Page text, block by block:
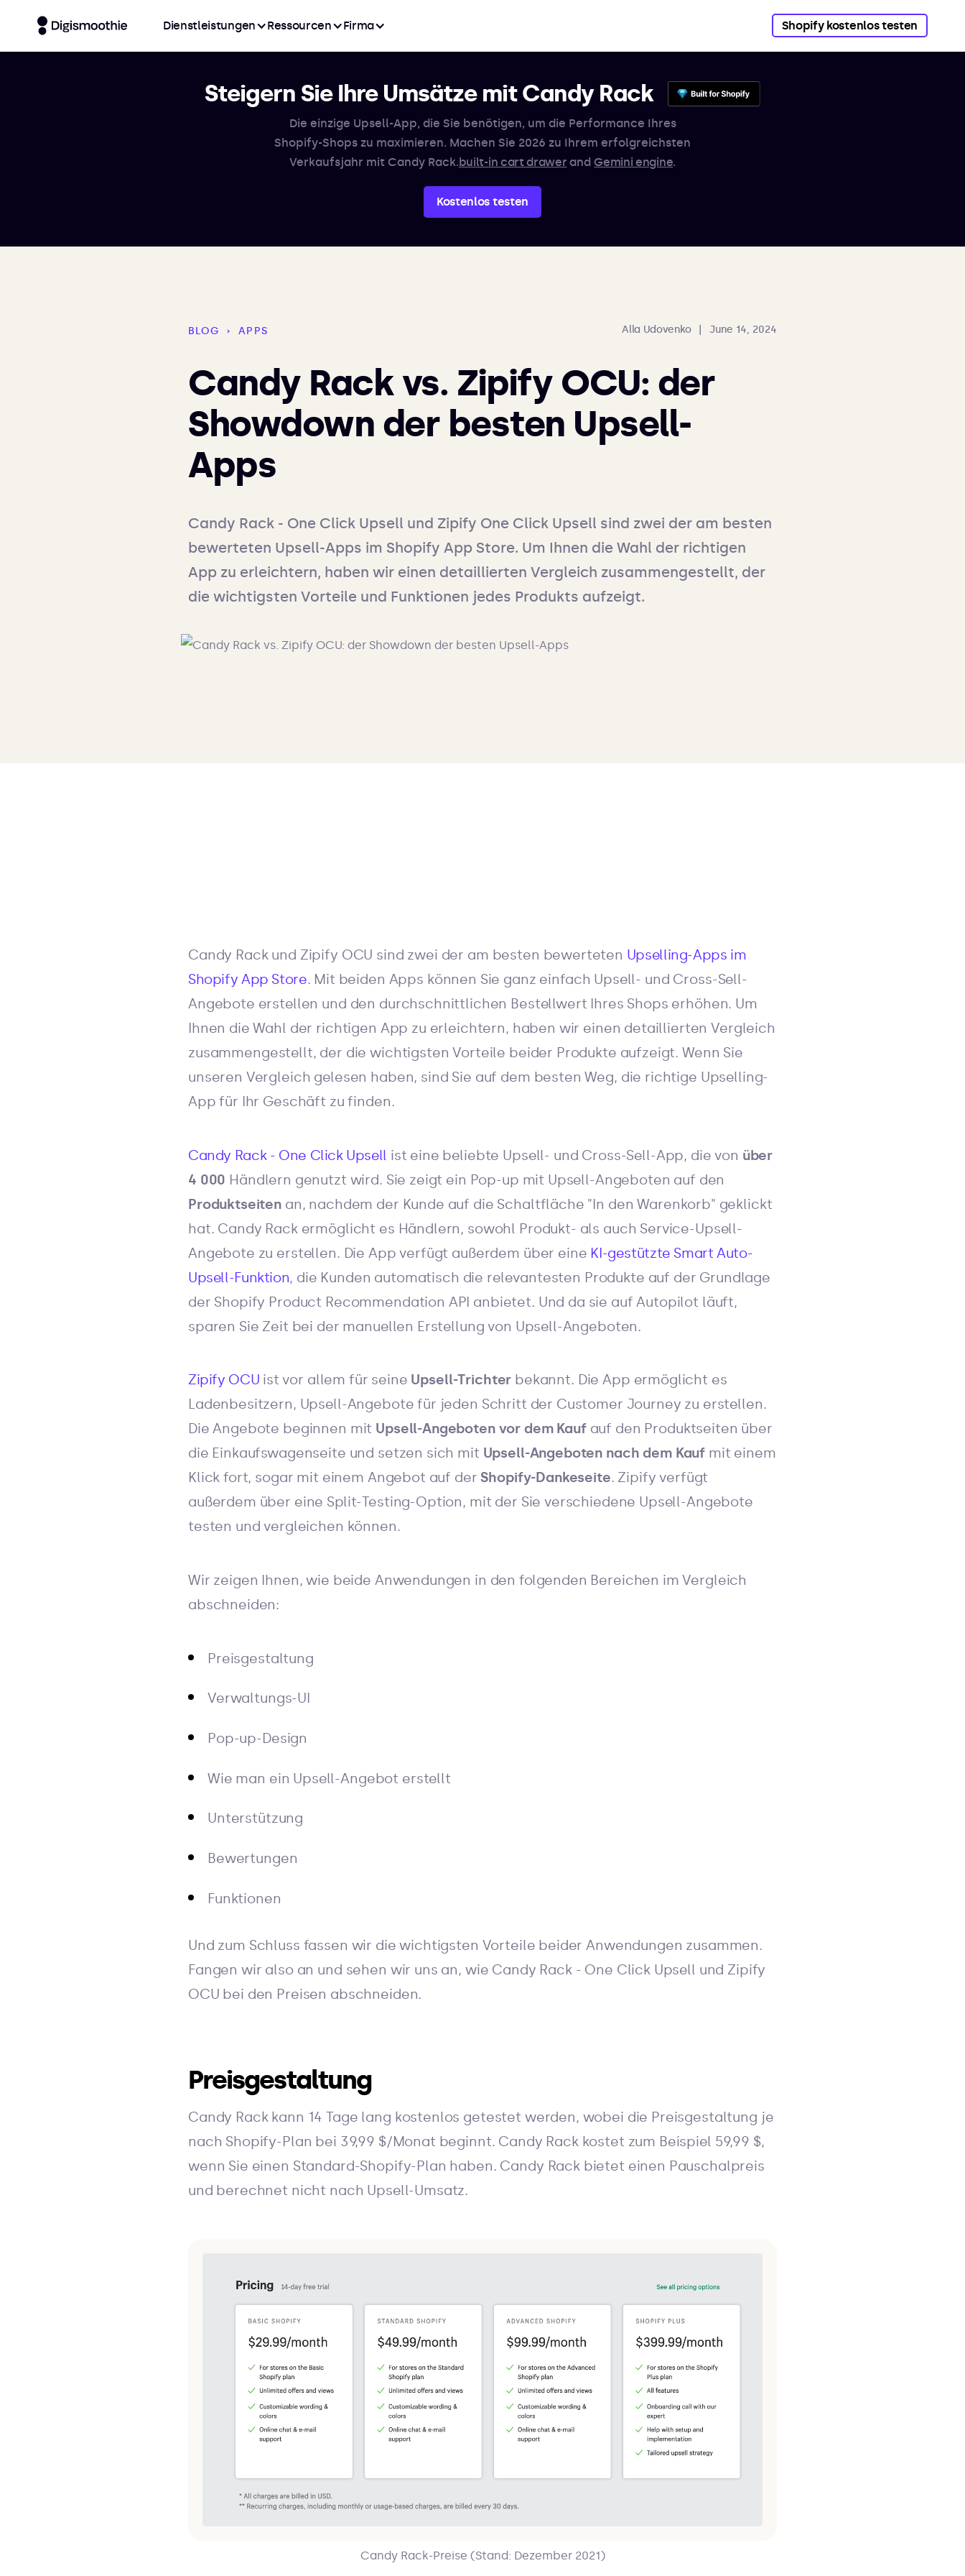
Dienstleistungen Ressourcen Firma Shopify kostenlos testen
Steigern Sie Ihre Umsätze mit Candy Rack
Die einzige Upsell-App, die Sie benötigen, um die Performance Ihres
Shopify-Shops zu maximieren. Machen Sie 2026 zu Ihrem erfolgreichsten
Verkaufsjahr mit Candy Rack.built-in cart drawer andGemini engine.
Kostenlos testen
BLOG › APPS Alla Udovenko June 14, 2024
Candy Rack vs. Zipify OCU: der
Showdown der besten Upsell-
Apps
Candy Rack - One Click Upsell und Zipify One Click Upsell sind zwei der am besten
bewerteten Upsell-Apps im Shopify App Store. Um Ihnen die Wahl der richtigen
App zu erleichtern, haben wir einen detaillierten Vergleich zusammengestellt, der
die wichtigsten Vorteile und Funktionen jedes Produkts aufzeigt.
Candy Rack und Zipify OCU sind zwei der am besten bewerteten Upselling-Apps im
Shopify App Store. Mit beiden Apps können Sie ganz einfach Upsell- und Cross-Sell-
Angebote erstellen und den durchschnittlichen Bestellwert Ihres Shops erhöhen. Um
Ihnen die Wahl der richtigen App zu erleichtern, haben wir einen detaillierten Vergleich
zusammengestellt, der die wichtigsten Vorteile beider Produkte aufzeigt. Wenn Sie
unseren Vergleich gelesen haben, sind Sie auf dem besten Weg, die richtige Upselling-
App für Ihr Geschäft zu finden.
Candy Rack - One Click Upsell ist eine beliebte Upsell- und Cross-Sell-App, die von über
4 000 Händlern genutzt wird. Sie zeigt ein Pop-up mit Upsell-Angeboten auf den
Produktseiten an, nachdem der Kunde auf die Schaltfläche "In den Warenkorb" geklickt
hat. Candy Rack ermöglicht es Händlern, sowohl Produkt- als auch Service-Upsell-
Angebote zu erstellen. Die App verfügt außerdem über eine KI-gestützte Smart Auto-
Upsell-Funktion, die Kunden automatisch die relevantesten Produkte auf der Grundlage
der Shopify Product Recommendation API anbietet. Und da sie auf Autopilot läuft,
sparen Sie Zeit bei der manuellen Erstellung von Upsell-Angeboten.
Zipify OCU ist vor allem für seine Upsell-Trichter bekannt. Die App ermöglicht es
Ladenbesitzern, Upsell-Angebote für jeden Schritt der Customer Journey zu erstellen.
Die Angebote beginnen mit Upsell-Angeboten vor dem Kaufauf den Produktseiten über
die Einkaufswagenseite und setzen sich mit Upsell-Angeboten nach dem Kauf mit einem
Klick fort, sogar mit einem Angebot auf derShopify-Dankeseite. Zipify verfügt
außerdem über eine Split-Testing-Option, mit der Sie verschiedene Upsell-Angebote
testen und vergleichen können.
Wir zeigen Ihnen, wie beide Anwendungen in den folgenden Bereichen im Vergleich
abschneiden:
Preisgestaltung
Verwaltungs-UI
Pop-up-Design
Wie man ein Upsell-Angebot erstellt
Unterstützung
Bewertungen
Funktionen
Und zum Schluss fassen wir die wichtigsten Vorteile beider Anwendungen zusammen.
Fangen wir also an und sehen wir uns an, wie Candy Rack - One Click Upsell und Zipify
OCU bei den Preisen abschneiden.
Preisgestaltung
Candy Rack kann 14 Tage lang kostenlos getestet werden, wobei die Preisgestaltung je
nach Shopify-Plan bei 39,99 $/Monat beginnt. Candy Rack kostet zum Beispiel 59,99 $,
wenn Sie einen Standard-Shopify-Plan haben. Candy Rack bietet einen Pauschalpreis
und berechnet nicht nach Upsell-Umsatz.
Candy Rack-Preise (Stand: Dezember 2021)